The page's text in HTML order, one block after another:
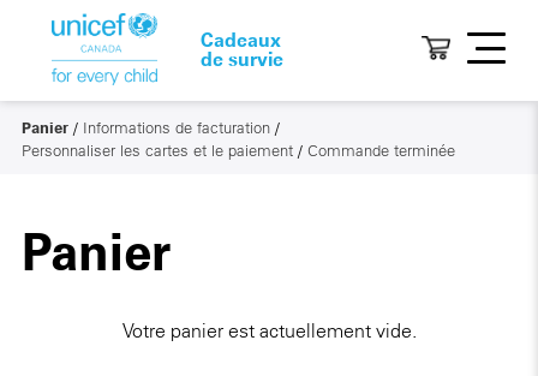
Cadeaux
de survie
Panier/ Informations de facturation/
Personnaliser les cartes et le paiement/ Commande terminée
Panier
Votre panier est actuellement vide.